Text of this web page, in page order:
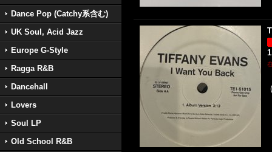
Dance Pop (Catchy系含む)
UK Soul, Acid Jazz
Europe G-Style
Ragga R&B
Dancehall
Lovers
Soul LP
Old School R&B